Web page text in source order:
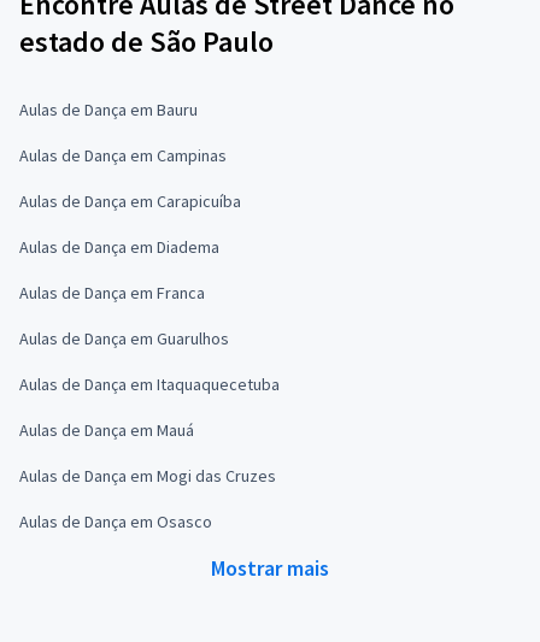
estado de São Paulo
Aulas de Dança em Bauru
Aulas de Dança em Campinas
Aulas de Dança em Carapicuíba
Aulas de Dança em Diadema
Aulas de Dança em Franca
Aulas de Dança em Guarulhos
Aulas de Dança em Itaquaquecetuba
Aulas de Dança em Mauá
Aulas de Dança em Mogi das Cruzes
Aulas de Dança em Osasco
Mostrar mais